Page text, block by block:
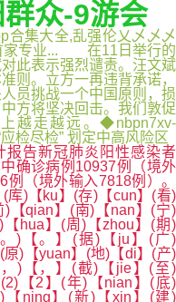
众-9游会
合集大全,乱强伦乂乄乄乄
家专业... 在11日举行的
此表示强烈谴责。汪文斌
则。立方一再违背承诺，
员挑战一个中国原则，损
方将坚决回击。我们敦促
越走越远。◆nbpn7xv-
检尽检” 划定中高风险区
告新冠肺炎阳性感染者
确诊病例10937例（境外
（境外输入7818例）。
【ku】(存)【cun】(看)
)【qian】(南)【nan】(宁)
【hua】(周)【zhou】(期)
)【。】(据)【ju】(广)
原)【yuan】(地)【di】(产)
)【，】(截)【jie】(至)
【2】(年)【nian】(底)
【ning】(新)【xin】(建)